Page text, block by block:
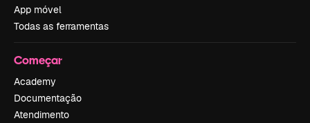
App móvel
Todas as ferramentas
Começar
Academy
Documentação
Atendimento